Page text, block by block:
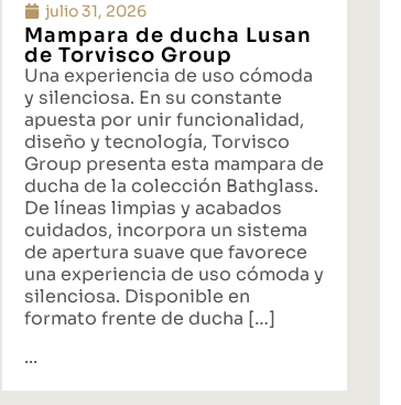
julio 31, 2026
Mampara de ducha Lusan
de Torvisco Group
Una experiencia de uso cómoda
y silenciosa. En su constante
apuesta por unir funcionalidad,
diseño y tecnología, Torvisco
Group presenta esta mampara de
ducha de la colección Bathglass.
De líneas limpias y acabados
cuidados, incorpora un sistema
de apertura suave que favorece
una experiencia de uso cómoda y
silenciosa. Disponible en
formato frente de ducha […]
...